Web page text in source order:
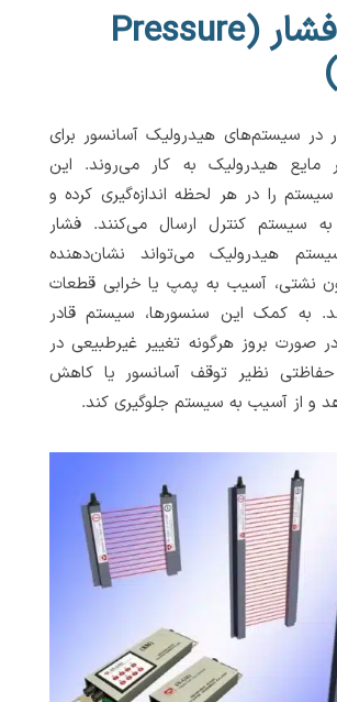
سنسور فشار (Pressure
در سیستم‌های هیدرولیک آسانسور برای
مایع هیدرولیک به کار می‌روند. این
را در هر لحظه اندازه‌گیری کرده و
به سیستم کنترل ارسال می‌کنند. فشار
هیدرولیک می‌تواند نشان‌دهنده
نشتی، آسیب به پمپ یا خرابی قطعات
به کمک این سنسورها، سیستم قادر
صورت بروز هرگونه تغییر غیرطبیعی در
حفاظتی نظیر توقف آسانسور یا کاهش
و از آسیب به سیستم جلوگیری کند.